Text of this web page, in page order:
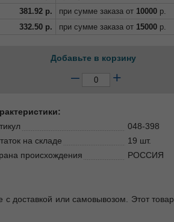
381.92 р. при сумме заказа от 10000 р.
332.50 р. при сумме заказа от 15000 р.
Добавьте в корзину
– +
048-398
на складе
19 шт.
происхождения
РОССИЯ
доставкой или самовывозом. Этот товар